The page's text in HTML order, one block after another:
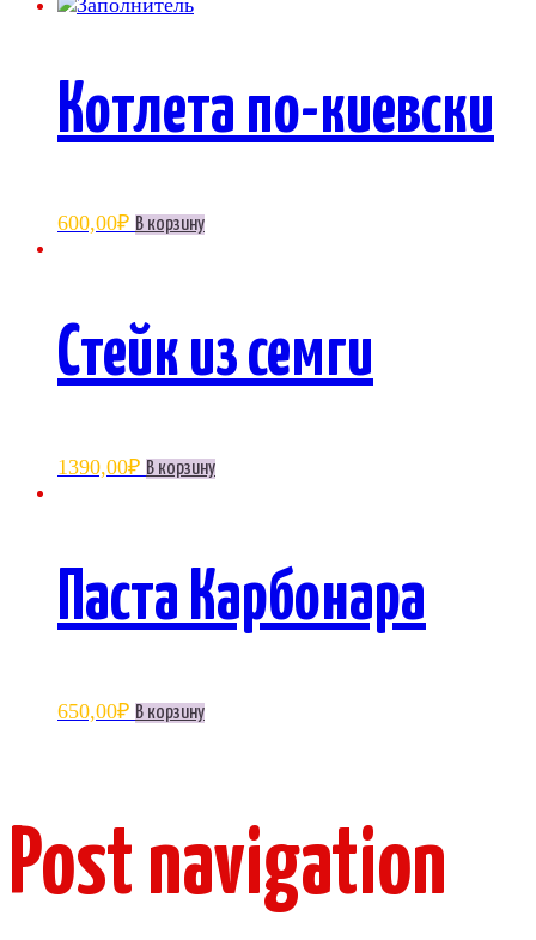
Котлета по-киевски
600,00₽ В корзину
Стейк из семги
1390,00₽ В корзину
Паста Карбонара
650,00₽ В корзину
Post navigation